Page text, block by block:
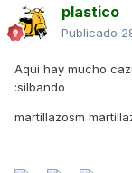
plastico
Publicado
Aqui hay mucho
:silbando
martillazosm